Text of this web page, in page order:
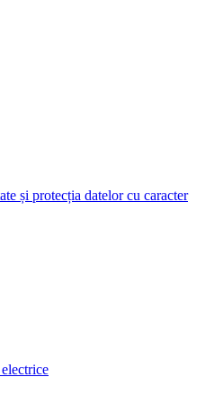
și protecția datelor cu caracter